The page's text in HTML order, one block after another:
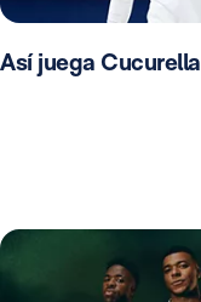
Así juega Cucurella